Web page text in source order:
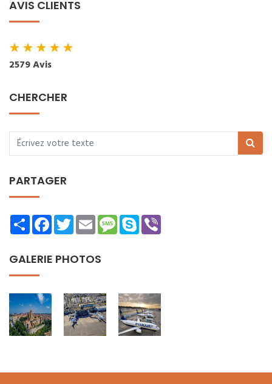
AVIS CLIENTS
★★★★★
2579 Avis
CHERCHER
PARTAGER
ShareFacebookTwitterEmailMessage
Skype
GALERIE PHOTOS